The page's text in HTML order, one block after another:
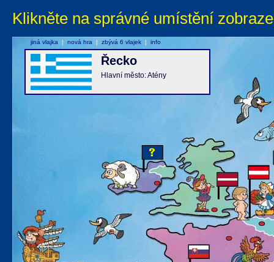
Klikněte na správné umístění
Řecko
Hlavní město: Atény
jiná vlajka | nová hra | zbývá 6 vlajek | info